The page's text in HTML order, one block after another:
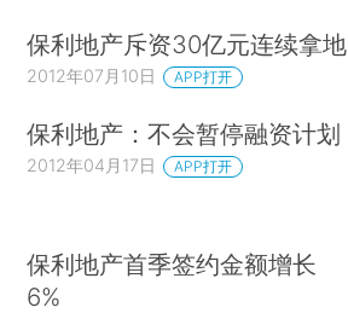
保利地产斥资30亿元连续拿地
2012年07月10日 APP打开
保利地产：不会暂停融资计划
2012年04月17日 APP打开
保利地产首季签约金额增长
6%